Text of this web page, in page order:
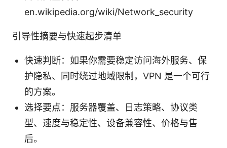
en.wikipedia.org/wiki/Network_security
引导性摘要与快速起步清单
快速判断：如果你需要稳定访问海外服务、保
护隐私、同时绕过地域限制，VPN 是一个可行
的方案。
选择要点：服务器覆盖、日志策略、协议类
型、速度与稳定性、设备兼容性、价格与售
后。